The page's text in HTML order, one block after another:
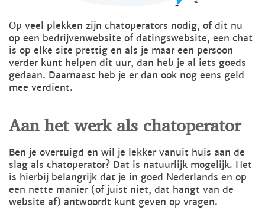
Op veel plekken zijn chatoperators nodig, of dit nu
op een bedrijvenwebsite of datingswebsite, een chat
is op elke site prettig en als je maar een persoon
verder kunt helpen dit uur, dan heb je al iets goeds
gedaan. Daarnaast heb je er dan ook nog eens geld
mee verdient.
Aan het werk als chatoperator
Ben je overtuigd en wil je lekker vanuit huis aan de
slag als chatoperator? Dat is natuurlijk mogelijk. Het
is hierbij belangrijk dat je in goed Nederlands en op
een nette manier (of juist niet, dat hangt van de
website af) antwoordt kunt geven op vragen.